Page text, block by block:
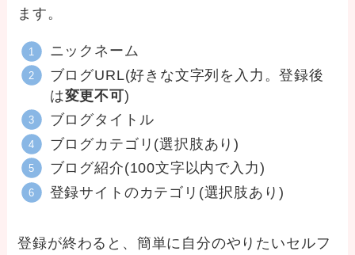
ます。
ニックネーム
ブログURL(好きな文字列を入力。登録後
は変更不可)
ブログタイトル
ブログカテゴリ(選択肢あり)
ブログ紹介(100文字以内で入力)
登録サイトのカテゴリ(選択肢あり)
登録が終わると、簡単に自分のやりたいセルフ